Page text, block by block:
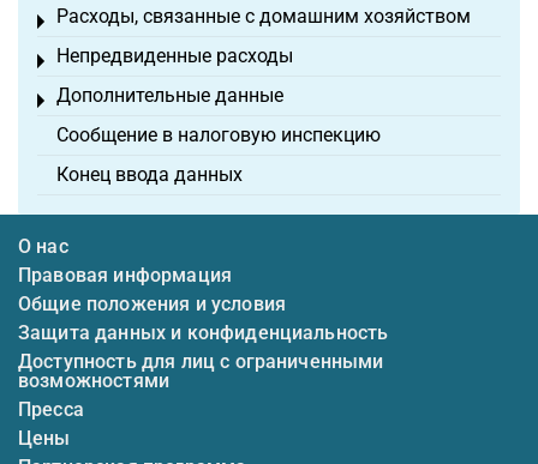
Расходы, связанные с домашним хозяйством
Toggle menu
Непредвиденные расходы
Toggle menu
Дополнительные данные
Toggle menu
Сообщение в налоговую инспекцию
Конец ввода данных
О нас
Правовая информация
Общие положения и условия
Защита данных и конфиденциальность
Доступность для лиц с ограниченными
возможностями
Пресса
Цены